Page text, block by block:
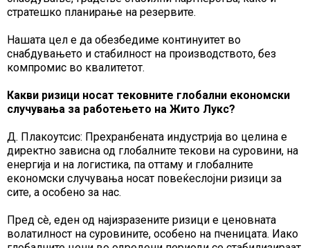
стратешко планирање на резервите.
Нашата цел е да обезбедиме континуитет во
снабдувањето и стабилност на производството, без
компромис во квалитетот.
Какви ризици носат тековните глобални економски
случувања за работењето на Жито Лукс?
Д. Плакоутсис: Прехранбената индустрија во целина е
директно зависна од глобалните текови на суровини, на
енергија и на логистика, па оттаму и глобалните
економски случувања носат повеќеслојни ризици за
сите, а особено за нас.
Пред сè, еден од најизразените ризици е ценовната
волатилност на суровините, особено на пченицата. Иако